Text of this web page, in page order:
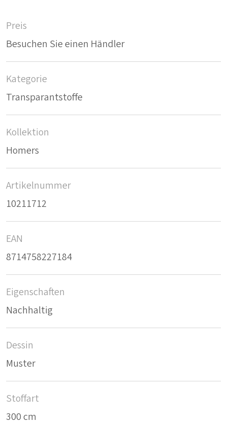
Preis
Besuchen Sie einen Händler
Kategorie
Transparantstoffe
Kollektion
Homers
Artikelnummer
10211712
EAN
8714758227184
Eigenschaften
Nachhaltig
Dessin
Muster
Stoffart
300 cm